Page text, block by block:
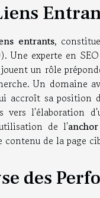
entrants,
Une experte en
un rôle
Un domaine
accroît sa position
vers l'élaboration
de l'
de la page
des